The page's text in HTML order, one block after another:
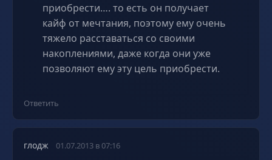
приобрести…. то есть он получает
кайф от мечтания, поэтому ему очень
тяжело расставаться со своими
накоплениями, даже когда они уже
позволяют ему эту цель приобрести.
Ответить
глодж 01.07.2013 в 07:16